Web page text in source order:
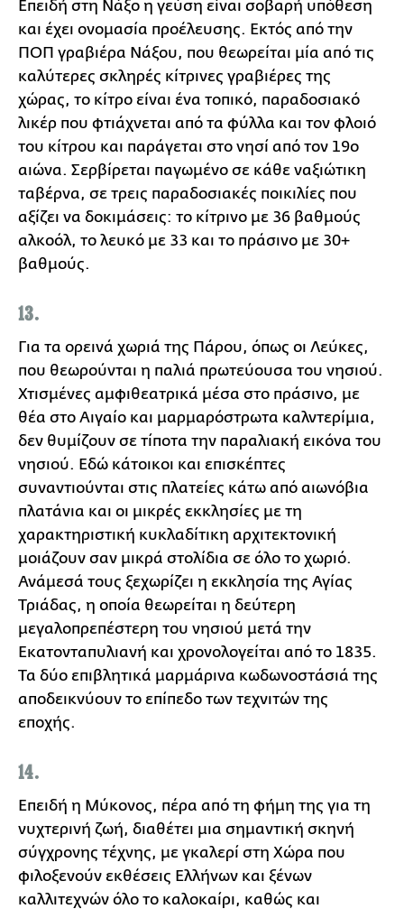
Επειδή στη Νάξο η γεύση είναι σοβαρή υπόθεση
και έχει ονομασία προέλευσης. Εκτός από την
ΠΟΠ γραβιέρα Νάξου, που θεωρείται μία από τις
καλύτερες σκληρές κίτρινες γραβιέρες της
χώρας, το κίτρο είναι ένα τοπικό, παραδοσιακό
λικέρ που φτιάχνεται από τα φύλλα και τον φλοιό
του κίτρου και παράγεται στο νησί από τον 19ο
αιώνα. Σερβίρεται παγωμένο σε κάθε ναξιώτικη
ταβέρνα, σε τρεις παραδοσιακές ποικιλίες που
αξίζει να δοκιμάσεις: το κίτρινο με 36 βαθμούς
αλκοόλ, το λευκό με 33 και το πράσινο με 30+
βαθμούς.
13.
Για τα ορεινά χωριά της Πάρου, όπως οι Λεύκες,
που θεωρούνται η παλιά πρωτεύουσα του νησιού.
Χτισμένες αμφιθεατρικά μέσα στο πράσινο, με
θέα στο Αιγαίο και μαρμαρόστρωτα καλντερίμια,
δεν θυμίζουν σε τίποτα την παραλιακή εικόνα του
νησιού. Εδώ κάτοικοι και επισκέπτες
συναντιούνται στις πλατείες κάτω από αιωνόβια
πλατάνια και οι μικρές εκκλησίες με τη
χαρακτηριστική κυκλαδίτικη αρχιτεκτονική
μοιάζουν σαν μικρά στολίδια σε όλο το χωριό.
Ανάμεσά τους ξεχωρίζει η εκκλησία της Αγίας
Τριάδας, η οποία θεωρείται η δεύτερη
μεγαλοπρεπέστερη του νησιού μετά την
Εκατονταπυλιανή και χρονολογείται από το 1835.
Τα δύο επιβλητικά μαρμάρινα κωδωνοστάσιά της
αποδεικνύουν το επίπεδο των τεχνιτών της
εποχής.
14.
Επειδή η Μύκονος, πέρα από τη φήμη της για τη
νυχτερινή ζωή, διαθέτει μια σημαντική σκηνή
σύγχρονης τέχνης, με γκαλερί στη Χώρα που
φιλοξενούν εκθέσεις Ελλήνων και ξένων
καλλιτεχνών όλο το καλοκαίρι, καθώς και